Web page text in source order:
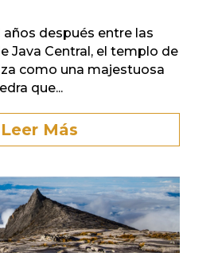
después entre las
Java Central, el templo de
como una majestuosa
que...
Leer Más